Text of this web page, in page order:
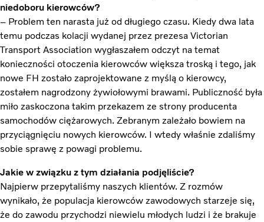
niedoboru kierowców?
– Problem ten narasta już od długiego czasu. Kiedy dwa lata
temu podczas kolacji wydanej przez prezesa Victorian
Transport Association wygłaszałem odczyt na temat
konieczności otoczenia kierowców większa troską i tego, jak
nowe FH zostało zaprojektowane z myślą o kierowcy,
zostałem nagrodzony żywiołowymi brawami. Publiczność była
miło zaskoczona takim przekazem ze strony producenta
samochodów ciężarowych. Zebranym zależało bowiem na
przyciągnięciu nowych kierowców. I wtedy właśnie zdaliśmy
sobie sprawę z powagi problemu.
Jakie w związku z tym działania podjęliście?
Najpierw przepytaliśmy naszych klientów. Z rozmów
wynikało, że populacja kierowców zawodowych starzeje się,
że do zawodu przychodzi niewielu młodych ludzi i że brakuje